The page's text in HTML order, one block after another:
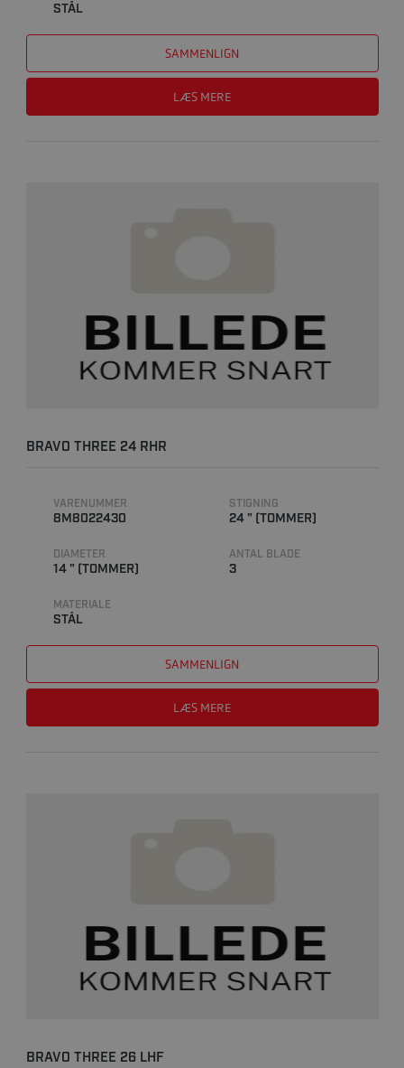
STÅL
SAMMENLIGN
LÆS MERE
BRAVO THREE 24 RHR
VARENUMMER
8M8022430
STIGNING
24 " (TOMMER)
DIAMETER
14 " (TOMMER)
ANTAL BLADE
3
MATERIALE
STÅL
SAMMENLIGN
LÆS MERE
BRAVO THREE 26 LHF